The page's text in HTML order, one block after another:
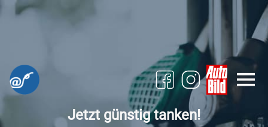
Jetzt günstig tanken!